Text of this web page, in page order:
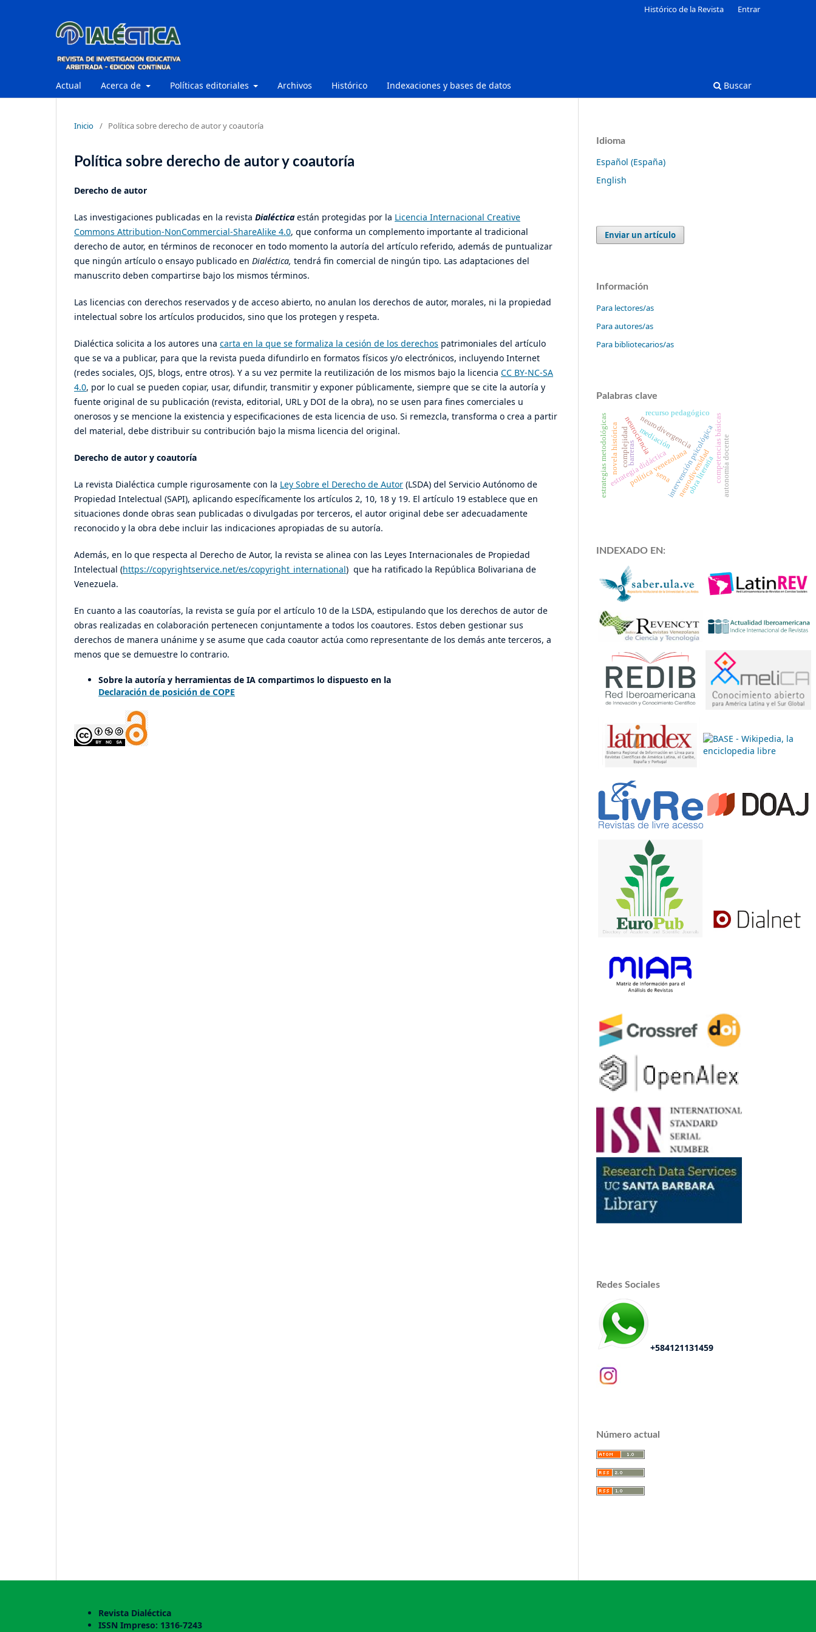
Actual Acerca de Políticas editoriales Archivos Histórico Indexaciones y bases de datos Buscar
Histórico de la Revista Entrar
Inicio / Política sobre derecho de autor y coautoría
Política sobre derecho de autor y coautoría
Derecho de autor
Las investigaciones publicadas en la revista Dialéctica están protegidas por la Licencia Internacional Creative
Commons Attribution-NonCommercial-ShareAlike 4.0, que conforma un complemento importante al tradicional
derecho de autor, en términos de reconocer en todo momento la autoría del artículo referido, además de puntualizar
que ningún artículo o ensayo publicado en Dialéctica, tendrá fin comercial de ningún tipo. Las adaptaciones del
manuscrito deben compartirse bajo los mismos términos.
Las licencias con derechos reservados y de acceso abierto, no anulan los derechos de autor, morales, ni la propiedad
intelectual sobre los artículos producidos, sino que los protegen y respeta.
Dialéctica solicita a los autores una carta en la que se formaliza la cesión de los derechos patrimoniales del artículo
que se va a publicar, para que la revista pueda difundirlo en formatos físicos y/o electrónicos, incluyendo Internet
(redes sociales, OJS, blogs, entre otros). Y a su vez permite la reutilización de los mismos bajo la licencia CC BY-NC-SA
4.0, por lo cual se pueden copiar, usar, difundir, transmitir y exponer públicamente, siempre que se cite la autoría y
fuente original de su publicación (revista, editorial, URL y DOI de la obra), no se usen para fines comerciales u
onerosos y se mencione la existencia y especificaciones de esta licencia de uso. Si remezcla, transforma o crea a partir
del material, debe distribuir su contribución bajo la misma licencia del original.
Derecho de autor y coautoría
La revista Dialéctica cumple rigurosamente con la Ley Sobre el Derecho de Autor (LSDA) del Servicio Autónomo de
Propiedad Intelectual (SAPI), aplicando específicamente los artículos 2, 10, 18 y 19. El artículo 19 establece que en
situaciones donde obras sean publicadas o divulgadas por terceros, el autor original debe ser adecuadamente
reconocido y la obra debe incluir las indicaciones apropiadas de su autoría.
Además, en lo que respecta al Derecho de Autor, la revista se alinea con las Leyes Internacionales de Propiedad
Intelectual (https://copyrightservice.net/es/copyright_international) que ha ratificado la República Bolivariana de
Venezuela.
En cuanto a las coautorías, la revista se guía por el artículo 10 de la LSDA, estipulando que los derechos de autor de
obras realizadas en colaboración pertenecen conjuntamente a todos los coautores. Estos deben gestionar sus
derechos de manera unánime y se asume que cada coautor actúa como representante de los demás ante terceros, a
menos que se demuestre lo contrario.
Sobre la autoría y herramientas de IA compartimos lo dispuesto en la
Declaración de posición de COPE
Idioma
Español (España)
English
Enviar un artículo
Información
Para lectores/as
Para autores/as
Para bibliotecarios/as
Palabras clave
intervención psicológica
política venezolana
neurodivergencia
neurodiversidadcompetencias básicas
neurocienciamediación
recurso pedagógico
estrategia didáctica
novela histórica
obra literaria
complejidad
sena
estrategias metodológicas barreras autonomía docente
INDEXADO EN:
Redes Sociales
+584121131459
Número actual
Revista Dialéctica
ISSN Impreso: 1316-7243